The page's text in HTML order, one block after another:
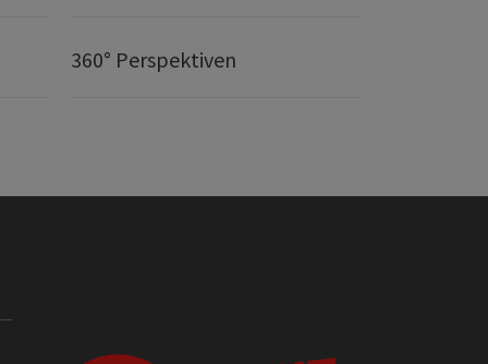
360° Perspektiven